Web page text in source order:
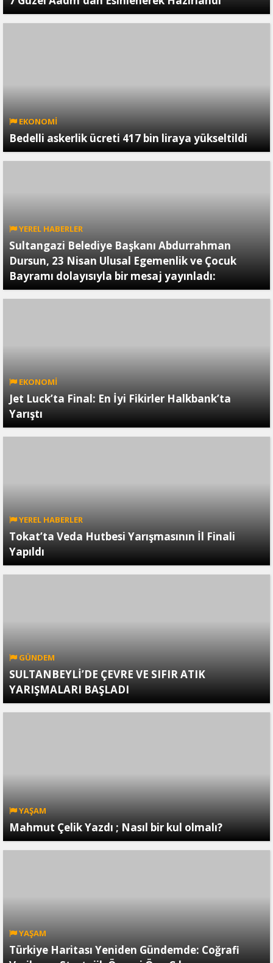
EKONOMİ
Bedelli askerlik ücreti 417 bin liraya yükseltildi
YEREL HABERLER
Sultangazi Belediye Başkanı Abdurrahman
Dursun, 23 Nisan Ulusal Egemenlik ve Çocuk
Bayramı dolayısıyla bir mesaj yayınladı:
EKONOMİ
Jet Luck’ta Final: En İyi Fikirler Halkbank’ta
Yarıştı
YEREL HABERLER
Tokat’ta Veda Hutbesi Yarışmasının İl Finali
Yapıldı
GÜNDEM
SULTANBEYLİ’DE ÇEVRE VE SIFIR ATIK
YARIŞMALARI BAŞLADI
YAŞAM
Mahmut Çelik Yazdı ; Nasıl bir kul olmalı?
YAŞAM
Türkiye Haritası Yeniden Gündemde: Coğrafi